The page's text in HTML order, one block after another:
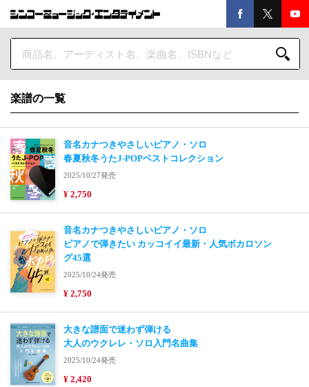
楽譜の一覧
音名カナつきやさしいピアノ・ソロ
春夏秋冬うたJ-POPベストコレクション
2025/10/27発売
¥ 2,750
音名カナつきやさしいピアノ・ソロ
ピアノで弾きたい カッコイイ最新・人気ボカロソン
グ45選
2025/10/24発売
¥ 2,750
大きな譜面で迷わず弾ける
大人のウクレレ・ソロ入門名曲集
2025/10/24発売
¥ 2,420